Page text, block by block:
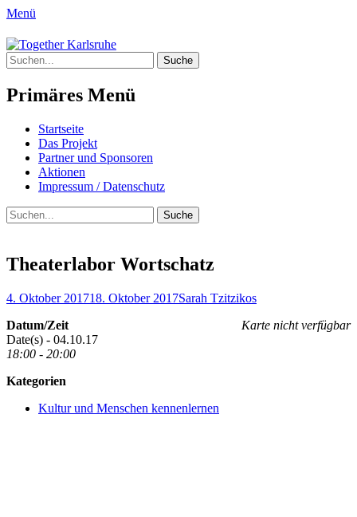
Menü
Together Karlsruhe
Integration von jungen Menschen mit
Fluchterfahrung und
Migrationshintergrund
Suche
nach:
Primäres Menü
Springe
zum
Inhalt
Startseite
Das Projekt
Partner und Sponsoren
Aktionen
Impressum / Datenschutz
Suchen
Suche
nach:
Theaterlabor Wortschatz
Posted
4. Oktober 201718. Oktober 2017Author
Sarah Tzitzikos
Karte nicht verfügbar
Datum/Zeit
Date(s) - 04.10.17
18:00 - 20:00
Kategorien
Kultur und Menschen kennenlernen